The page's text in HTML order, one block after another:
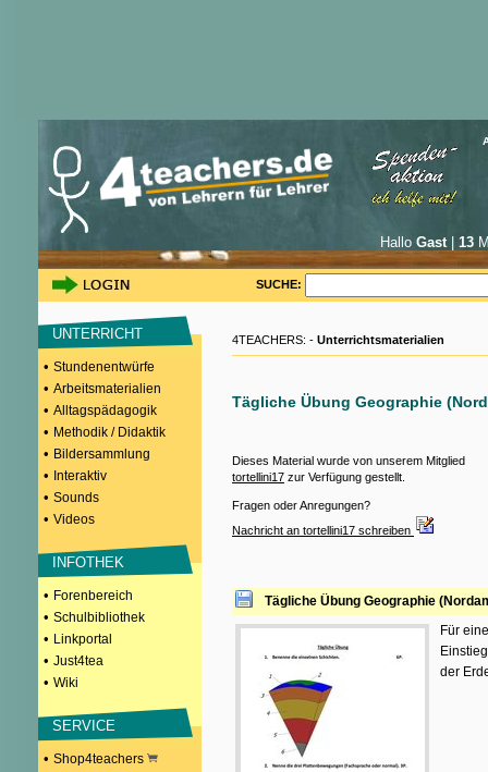
Hallo Gast| 13
SUCHE:
UNTERRICHT
• Stundenentwürfe
• Arbeitsmaterialien
• Alltagspädagogik
• Methodik / Didaktik
• Bildersammlung
• Interaktiv
• Sounds
• Videos
INFOTHEK
• Forenbereich
• Schulbibliothek
• Linkportal
• Just4tea
• Wiki
SERVICE
• Shop4teachers
4TEACHERS: - Unterrichtsmaterialien
Tägliche Übung Geographie
Dieses Material wurde von unserem Mitglied
tortellini17 zur Verfügung gestellt.
Fragen oder Anregungen?
Nachricht an tortellini17 schreiben
Tägliche Übung Geographie
Für
der